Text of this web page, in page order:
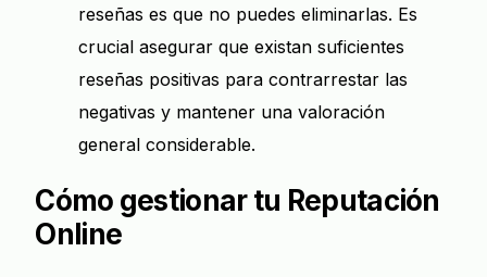
reseñas es que no puedes eliminarlas. Es
crucial asegurar que existan suficientes
reseñas positivas para contrarrestar las
negativas y mantener una valoración
general considerable.
Cómo gestionar tu Reputación
Online